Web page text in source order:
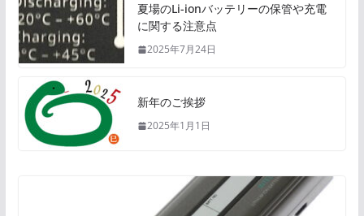
夏場のLi-ionバッテリーの保管や充電
に関する注意点
2025年7月24日
新年のご挨拶
2025年1月1日